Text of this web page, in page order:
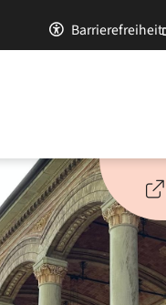
Barrierefreiheit